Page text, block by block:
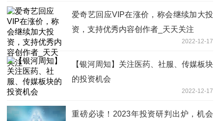
爱奇艺回应VIP在涨价，称会继续加大投
资，支持优秀内容创作者_天天关注
2022-12-17
【银河周知】关注医药、社服、传媒板块
的投资机会
2022-12-17
重磅必读！2023年投资研判出炉，机会